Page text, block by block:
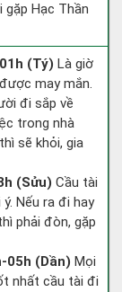
gặp Hạc Thần
(Tý) Là giờ
may mắn.
đi sắp về
trong nhà
sẽ khỏi, gia
(Sửu) Cầu tài
Nếu ra đi hay
phải đòn, gặp
05h (Dần) Mọi
nhất cầu tài đi